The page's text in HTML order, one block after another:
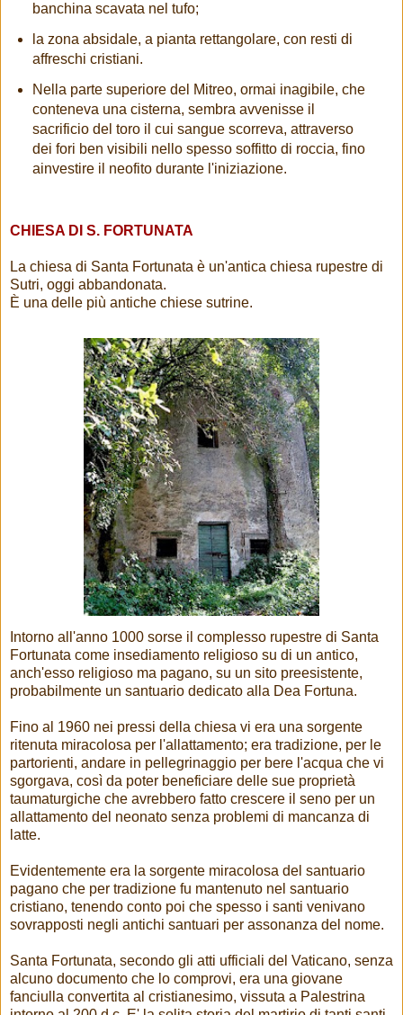
banchina scavata nel tufo;
la zona absidale, a pianta rettangolare, con resti di
affreschi cristiani.
Nella parte superiore del Mitreo, ormai inagibile, che
conteneva una cisterna, sembra avvenisse il
sacrificio del toro il cui sangue scorreva, attraverso
dei fori ben visibili nello spesso soffitto di roccia, fino
ainvestire il neofito durante l'iniziazione.
CHIESA DI S. FORTUNATA
La chiesa di Santa Fortunata è un'antica chiesa rupestre di
Sutri, oggi abbandonata.
È una delle più antiche chiese sutrine.
Intorno all'anno 1000 sorse il complesso rupestre di Santa
Fortunata come insediamento religioso su di un antico,
anch'esso religioso ma pagano, su un sito preesistente,
probabilmente un santuario dedicato alla Dea Fortuna.
Fino al 1960 nei pressi della chiesa vi era una sorgente
ritenuta miracolosa per l'allattamento; era tradizione, per le
partorienti, andare in pellegrinaggio per bere l'acqua che vi
sgorgava, così da poter beneficiare delle sue proprietà
taumaturgiche che avrebbero fatto crescere il seno per un
allattamento del neonato senza problemi di mancanza di
latte.
Evidentemente era la sorgente miracolosa del santuario
pagano che per tradizione fu mantenuto nel santuario
cristiano, tenendo conto poi che spesso i santi venivano
sovrapposti negli antichi santuari per assonanza del nome.
Santa Fortunata, secondo gli atti ufficiali del Vaticano, senza
alcuno documento che lo comprovi, era una giovane
fanciulla convertita al cristianesimo, vissuta a Palestrina